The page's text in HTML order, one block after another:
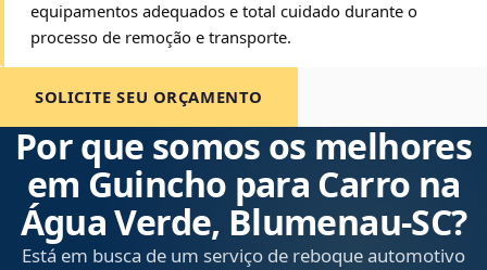
equipamentos adequados e total cuidado durante o
processo de remoção e transporte.
SOLICITE SEU ORÇAMENTO
Por que somos os melhores
em Guincho para Carro na
Água Verde, Blumenau‑SC?
Está em busca de um serviço de reboque automotivo